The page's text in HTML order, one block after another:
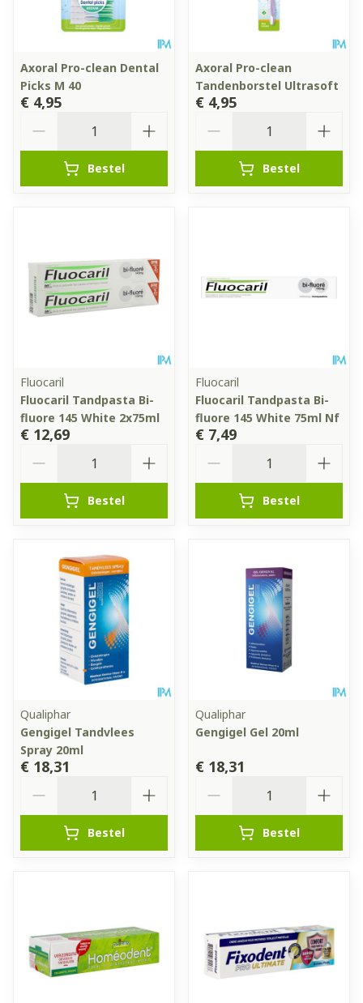
Axoral Pro-clean Dental
Picks M 40
€ 4,95
Bestel
Axoral Pro-clean
Tandenborstel Ultrasoft
€ 4,95
Bestel
Fluocaril
Fluocaril Tandpasta Bi-
fluore 145 White 2x75ml
€ 12,69
Bestel
Fluocaril
Fluocaril Tandpasta Bi-
fluore 145 White 75ml Nf
€ 7,49
Bestel
Qualiphar
Gengigel Tandvlees
Spray 20ml
€ 18,31
Bestel
Qualiphar
Gengigel Gel 20ml
€ 18,31
Bestel